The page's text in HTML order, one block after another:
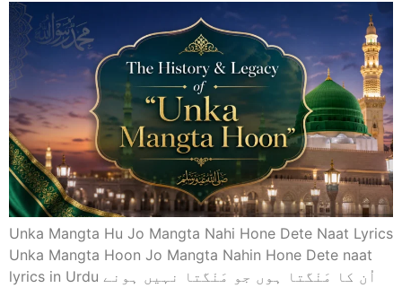
Unka Mangta Hu Jo Mangta Nahi Hone Dete Naat Lyrics
Unka Mangta Hoon Jo Mangta Nahin Hone Dete naat
lyrics in Urdu اُن کا مَنْگتا ہوں جو مَنْگتا نہیں ہونے